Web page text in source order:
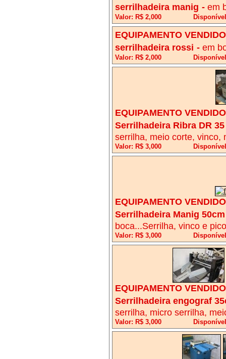
serrilhadeira manig - em
Valor: R$ 2,000
EQUIPAMENTO
serrilhadeira rossi - em
Valor: R$ 2,000
EQUIPAMENTO
Serrilhadeira Ribra DR 35
serrilha, meio corte, vinco,
Valor: R$ 3,000
EQUIPAMENTO
Serrilhadeira Manig 50cm
boca...Serrilha, vinco e
Valor: R$ 3,000
EQUIPAMENTO
Serrilhadeira engograf
serrilha, micro serrilha,
Valor: R$ 3,000